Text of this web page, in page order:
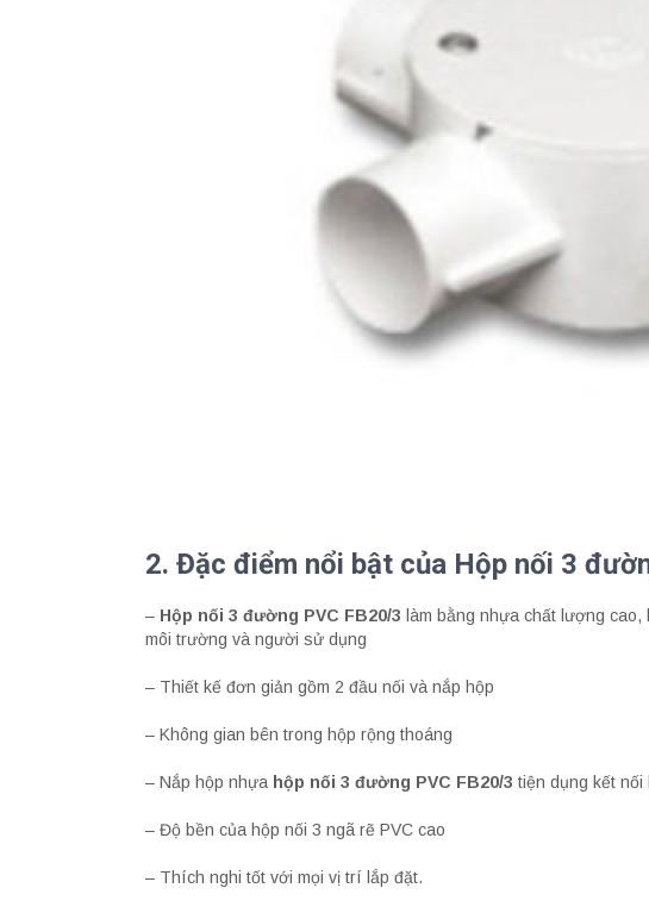
2. Đặc điểm nổi bật của Hộp nối 3
– Hộp nối 3 đường PVC FB20/3 làm bằng nhựa chất lượng
môi trường và người sử dụng
– Thiết kế đơn giản gồm 2 đầu nối và nắp hộp
– Không gian bên trong hộp rộng thoáng
– Nắp hộp nhựa hộp nối 3 đường PVC FB20/3 tiện dụng kết
– Độ bền của hộp nối 3 ngã rẽ PVC cao
– Thích nghi tốt với mọi vị trí lắp đặt.